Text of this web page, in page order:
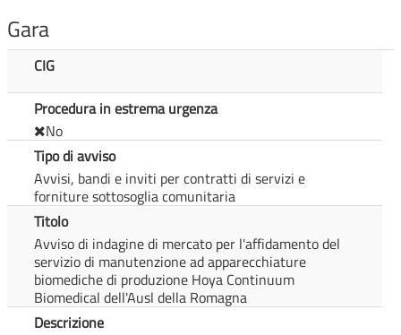
Gara
CIG
Procedura in estrema urgenza
No
Tipo di avviso
Avvisi, bandi e inviti per contratti di servizi e
forniture sottosoglia comunitaria
Titolo
Avviso di indagine di mercato per l'affidamento del
servizio di manutenzione ad apparecchiature
biomediche di produzione Hoya Continuum
Biomedical dell'Ausl della Romagna
Descrizione